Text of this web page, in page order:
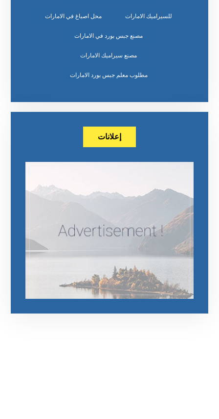
للسيراميك الامارات محل اصباغ في الامارات
مصنع جبس بورد في الامارات
مصنع سيراميك الامارات
مطلوب معلم جبس بورد الامارات
إعلانات